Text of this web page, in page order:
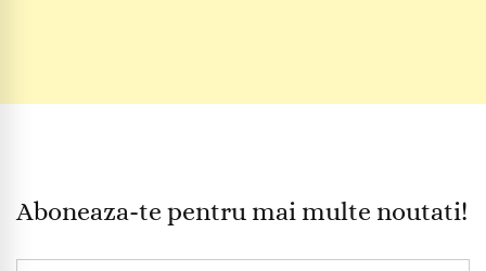
Aboneaza-te pentru mai multe noutati!